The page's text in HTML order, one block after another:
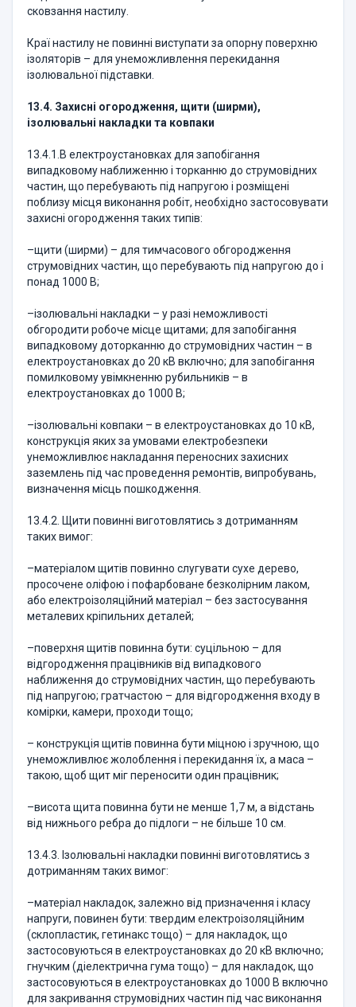
сковзання настилу.
Краї настилу не повинні виступати за опорну поверхню
ізоляторів – для унеможливлення перекидання
ізолювальної підставки.
13.4. Захисні огородження, щити (ширми),
ізолювальні накладки та ковпаки
13.4.1.В електроустановках для запобігання
випадковому наближенню і торканню до струмовідних
частин, що перебувають під напругою і розміщені
поблизу місця виконання робіт, необхідно застосовувати
захисні огородження таких типів:
–щити (ширми) – для тимчасового обгородження
струмовідних частин, що перебувають під напругою до і
понад 1000 В;
–ізолювальні накладки – у разі неможливості
обгородити робоче місце щитами; для запобігання
випадковому доторканню до струмовідних частин – в
електроустановках до 20 кВ включно; для запобігання
помилковому увімкненню рубильників – в
електроустановках до 1000 В;
–ізолювальні ковпаки – в електроустановках до 10 кВ,
конструкція яких за умовами електробезпеки
унеможливлює накладання переносних захисних
заземлень під час проведення ремонтів, випробувань,
визначення місць пошкодження.
13.4.2. Щити повинні виготовлятись з дотриманням
таких вимог:
–матеріалом щитів повинно слугувати сухе дерево,
просочене оліфою і пофарбоване безколірним лаком,
або електроізоляційний матеріал – без застосування
металевих кріпильних деталей;
–поверхня щитів повинна бути: суцільною – для
відгородження працівників від випадкового
наближення до струмовідних частин, що перебувають
під напругою; гратчастою – для відгородження входу в
комірки, камери, проходи тощо;
– конструкція щитів повинна бути міцною і зручною, що
унеможливлює жолоблення і перекидання їх, а маса –
такою, щоб щит міг переносити один працівник;
–висота щита повинна бути не менше 1,7 м, а відстань
від нижнього ребра до підлоги – не більше 10 см.
13.4.3. Ізолювальні накладки повинні виготовлятись з
дотриманням таких вимог:
–матеріал накладок, залежно від призначення і класу
напруги, повинен бути: твердим електро­ізо­ля­ційним
(склопластик, гетинакс тощо) – для накладок, що
застосовуються в електроустановках до 20 кВ включно;
гнучким (діелектрична гума тощо) – для накладок, що
застосовуються в електроустановках до 1000 В включно
для закривання струмовідних частин під час виконання